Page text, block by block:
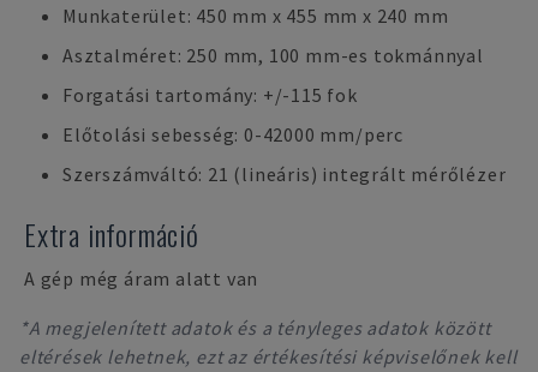
Munkaterület: 450 mm x 455 mm x 240 mm
Asztalméret: 250 mm, 100 mm-es tokmánnyal
Forgatási tartomány: +/-115 fok
Előtolási sebesség: 0-42000 mm/perc
Szerszámváltó: 21 (lineáris) integrált mérőlézer
Extra információ
A gép még áram alatt van
*A megjelenített adatok és a tényleges adatok között
eltérések lehetnek, ezt az értékesítési képviselőnek kell